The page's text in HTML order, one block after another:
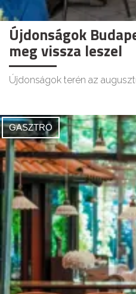
Újdonságok
meg vissza leszel
Újdonságok terén az
GASZTRO